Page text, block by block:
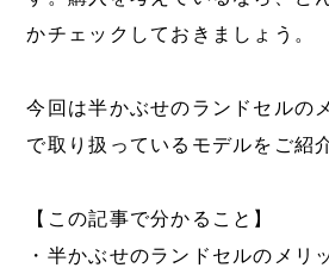
かチェックしておきましょう。
今回は半かぶせのランドセルの
で取り扱っているモデルをご紹
【この記事で分かること】
・半かぶせのランドセルのメリ